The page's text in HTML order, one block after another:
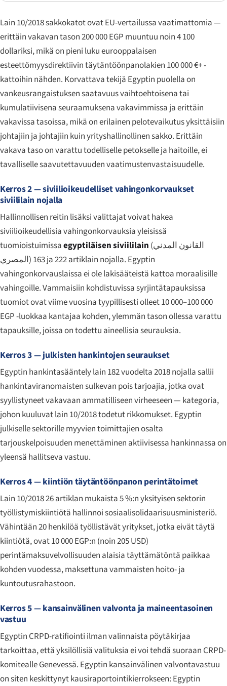
Lain 10/2018 sakkokatot ovat EU-vertailussa vaatimattomia —
erittäin vakavan tason 200 000 EGP muuntuu noin 4 100
dollariksi, mikä on pieni luku eurooppalaisen
esteettömyysdirektiivin täytäntöönpanolakien 100 000 €+ -
kattoihin nähden. Korvattava tekijä Egyptin puolella on
vankeusrangaistuksen saatavuus vaihtoehtoisena tai
kumulatiivisena seuraamuksena vakavimmissa ja erittäin
vakavissa tasoissa, mikä on erilainen pelotevaikutus yksittäisiin
johtajiin ja johtajiin kuin yrityshallinollinen sakko. Erittäin
vakava taso on varattu todelliselle petokselle ja haitoille, ei
tavalliselle saavutettavuuden vaatimustenvastaisuudelle.
Kerros 2 — siviilioikeudelliset vahingonkorvaukset
siviililain nojalla
Hallinnollisen reitin lisäksi valittajat voivat hakea
siviilioikeudellisia vahingonkorvauksia yleisissä
tuomioistuimissaegyptiläisen siviililain (القانون المدني
المصري) 163 ja 222 artiklain nojalla. Egyptin
vahingonkorvauslaissa ei ole lakisääteistä kattoa moraalisille
vahingoille. Vammaisiin kohdistuvissa syrjintätapauksissa
tuomiot ovat viime vuosina tyypillisesti olleet 10 000–100 000
EGP -luokkaa kantajaa kohden, ylemmän tason ollessa varattu
tapauksille, joissa on todettu aineellisia seurauksia.
Kerros 3 — julkisten hankintojen seuraukset
Egyptin hankintasääntely lain 182 vuodelta 2018 nojalla sallii
hankintaviranomaisten sulkevan pois tarjoajia, jotka ovat
syyllistyneet vakavaan ammatilliseen virheeseen — kategoria,
johon kuuluvat lain 10/2018 todetut rikkomukset. Egyptin
julkiselle sektorille myyvien toimittajien osalta
tarjouskelpoisuuden menettäminen aktiivisessa hankinnassa on
yleensä hallitseva vastuu.
Kerros 4 — kiintiön täytäntöönpanon perintätoimet
Lain 10/2018 26 artiklan mukaista 5 %:n yksityisen sektorin
työllistymiskiintiötä hallinnoi sosiaalisolidaarisuusministeriö.
Vähintään 20 henkilöä työllistävät yritykset, jotka eivät täytä
kiintiötä, ovat 10 000 EGP:n (noin 205 USD)
perintämaksuvelvollisuuden alaisia täyttämätöntä paikkaa
kohden vuodessa, maksettuna vammaisten hoito- ja
kuntoutusrahastoon.
Kerros 5 — kansainvälinen valvonta ja maineentasoinen
vastuu
Egyptin CRPD-ratifiointi ilman valinnaista pöytäkirjaa
tarkoittaa, että yksilöllisiä valituksia ei voi tehdä suoraan CRPD-
komitealle Genevessä. Egyptin kansainvälinen valvontavastuu
on siten keskittynyt kausiraportointikierrokseen: Egyptin